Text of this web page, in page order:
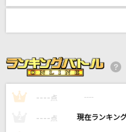
[生音]狂乱 Hey Kids!!
[生音]やさしくなりたい
斉藤和義
1 ---- 点 ----
---- 点 ----